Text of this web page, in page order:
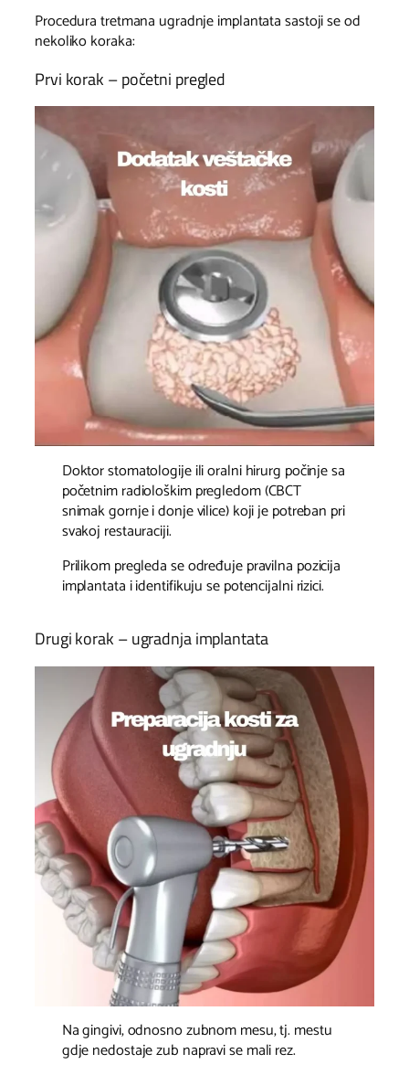
Procedura tretmana ugradnje implantata sastoji se od
nekoliko koraka:
Prvi korak – početni pregled
Doktor stomatologije ili oralni hirurg počinje sa
početnim radiološkim pregledom (CBCT
snimak gornje i donje vilice) koji je potreban pri
svakoj restauraciji.
Prilikom pregleda se određuje pravilna pozicija
implantata i identifikuju se potencijalni rizici.
Drugi korak – ugradnja implantata
Na gingivi, odnosno zubnom mesu, tj. mestu
gdje nedostaje zub napravi se mali rez.